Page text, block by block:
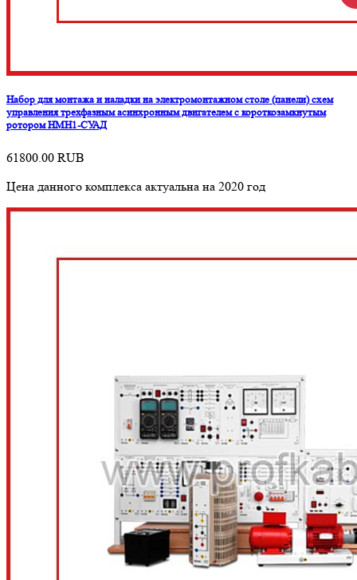
Набор для монтажа и наладки на электромонтажном столе (панели) схем
управления трехфазным асинхронным двигателем с короткозамкнутым
ротором НМН1-СУАД
61800.00 RUB
Цена данного комплекса актуальна на 2020 год